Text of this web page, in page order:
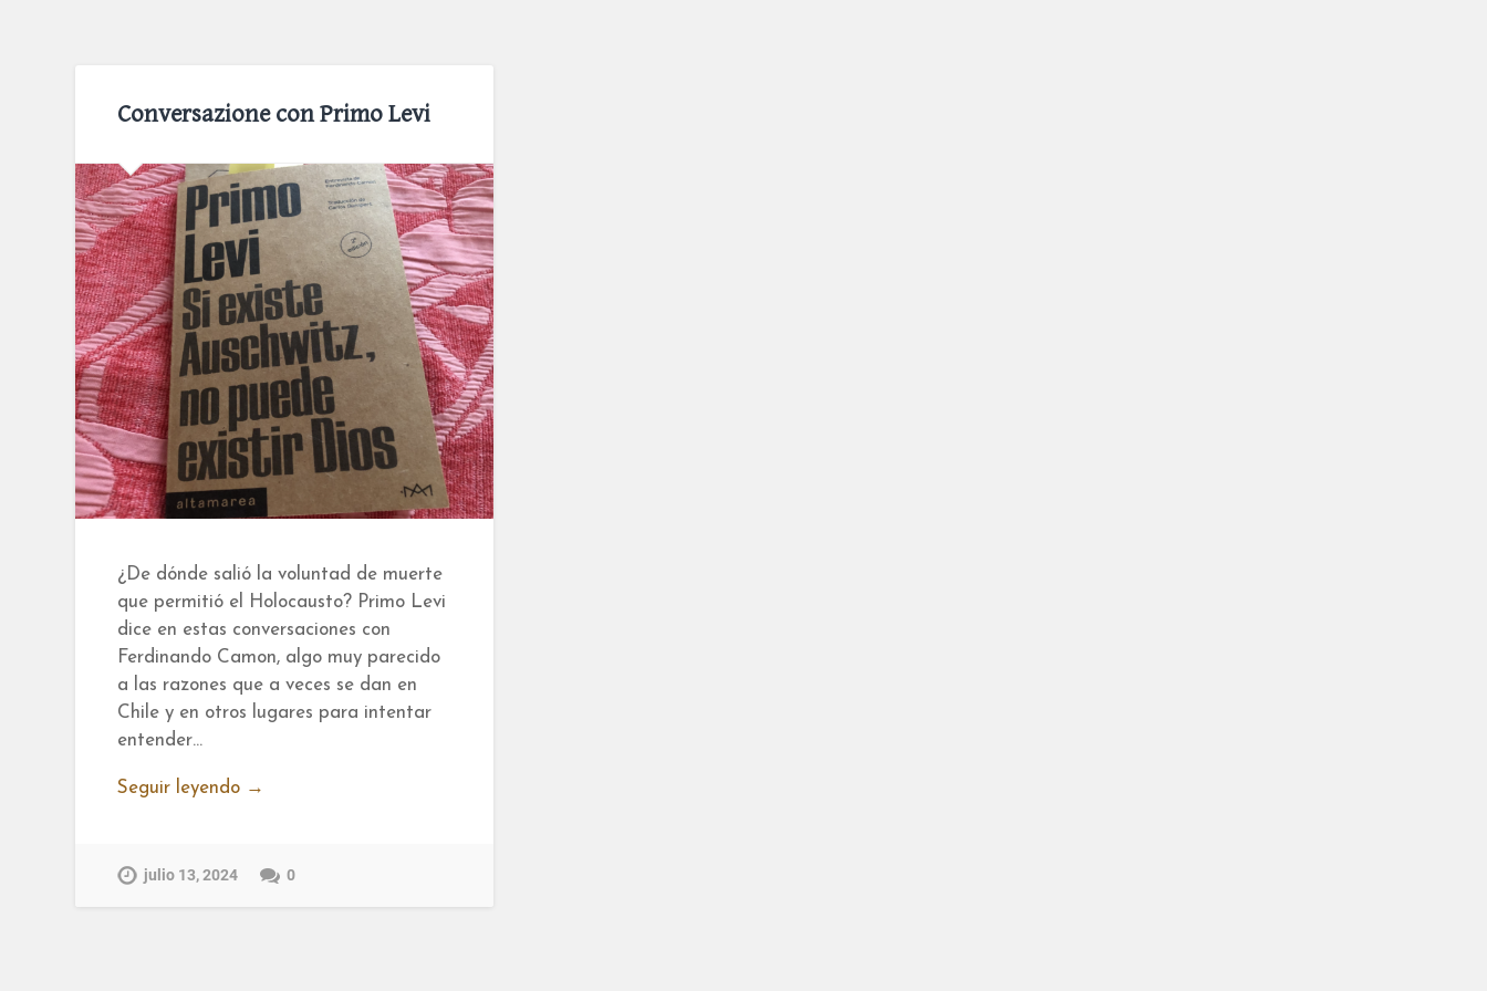
Conversazione con Primo Levi
¿De dónde salió la voluntad de muerte
que permitió el Holocausto? Primo Levi
dice en estas conversaciones con
Ferdinando Camon, algo muy parecido
a las razones que a veces se dan en
Chile y en otros lugares para intentar
entender…
Seguir leyendo →
julio 13, 2024 0